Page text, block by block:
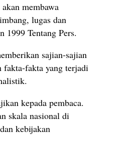
membawa
lugas dan
1999 Tentang Pers.
sajian-sajian
fakta-fakta yang terjadi
kepada pembaca.
skala nasional di
kebijakan